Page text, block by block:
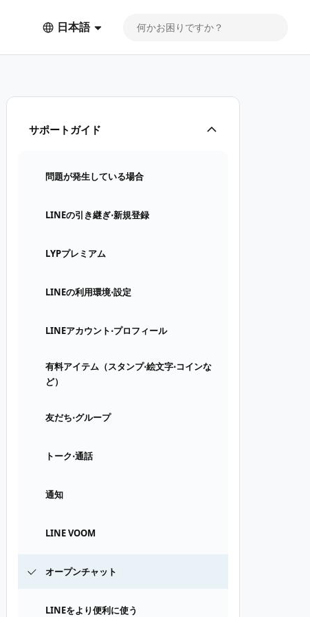
日本語
サポートガイド
問題が発生している場合
LINEの引き継ぎ⋅新規登録
LYPプレミアム
LINEの利用環境⋅設定
LINEアカウント⋅プロフィール
有料アイテム（スタンプ⋅絵文字⋅コインな
ど）
友だち⋅グループ
トーク⋅通話
通知
LINE VOOM
オープンチャット
LINEをより便利に使う